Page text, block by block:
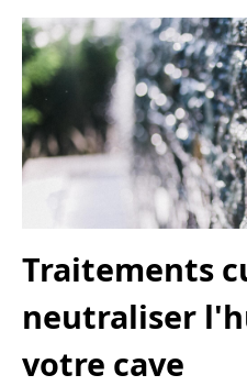
Traitements
neutraliser
votre cave